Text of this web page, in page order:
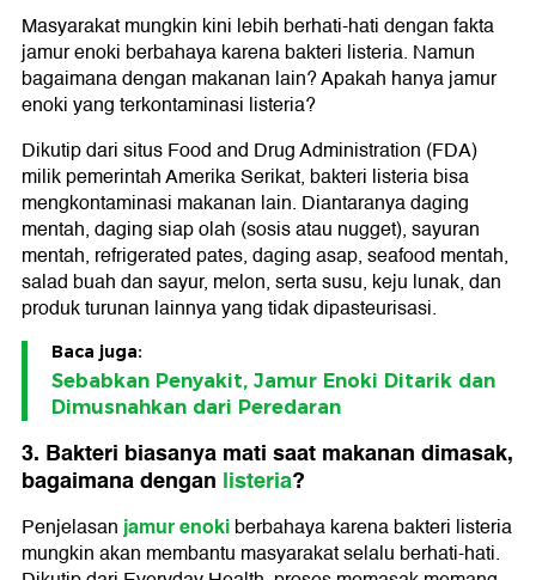
Masyarakat mungkin kini lebih berhati-hati dengan fakta
jamur enoki berbahaya karena bakteri listeria. Namun
bagaimana dengan makanan lain? Apakah hanya jamur
enoki yang terkontaminasi listeria?
Dikutip dari situs Food and Drug Administration (FDA)
milik pemerintah Amerika Serikat, bakteri listeria bisa
mengkontaminasi makanan lain. Diantaranya daging
mentah, daging siap olah (sosis atau nugget), sayuran
mentah, refrigerated pates, daging asap, seafood mentah,
salad buah dan sayur, melon, serta susu, keju lunak, dan
produk turunan lainnya yang tidak dipasteurisasi.
Baca juga:
Sebabkan Penyakit, Jamur Enoki Ditarik dan
Dimusnahkan dari Peredaran
3. Bakteri biasanya mati saat makanan dimasak,
bagaimana dengan listeria?
Penjelasanjamur enokiberbahaya karena bakteri listeria
mungkin akan membantu masyarakat selalu berhati-hati.